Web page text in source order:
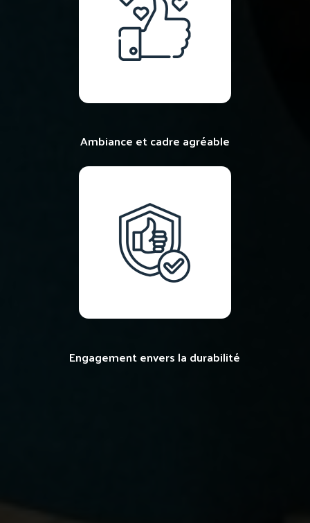
Ambiance et cadre agréable
Engagement envers la durabilité